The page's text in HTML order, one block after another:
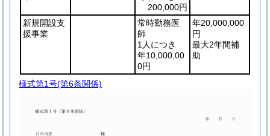
200,000円
新規開設支
援事業
常時勤務医
師
1人につき
年10,000,00
0円
年20,000,000
円
最大2年間補
助
様式第1号(第6条関係)